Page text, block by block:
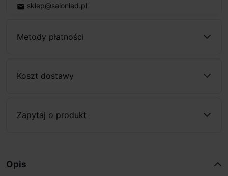
email sklep@salonled.pl
Metody płatności
Koszt dostawy
Zapytaj o produkt
Opis